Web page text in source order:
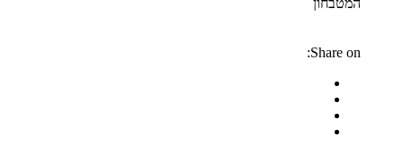
Share on: